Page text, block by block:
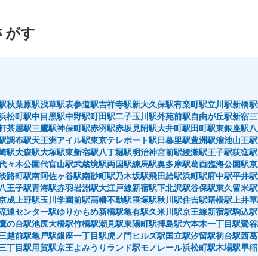
がす
秋葉原駅浅草駅表参道駅吉祥寺駅新大久保駅有楽町駅立川駅新橋駅
松町駅中目黒駅中野駅町田駅二子玉川駅外苑前駅自由が丘駅新宿
茶屋駅三鷹駅神保町駅赤羽駅赤坂見附駅大井町駅田町駅東銀座駅
調布駅天王洲アイル駅東京テレポート駅日暮里駅豊洲駅溜池山王駅
駅大森駅大塚駅東新宿駅八丁堀駅明治神宮前駅綾瀬駅王子駅荻窪駅
々木公園代官山駅武蔵境駅両国駅練馬駅奥多摩駅葛西臨海公園駅
路町駅南阿佐ヶ谷駅南砂町駅乃木坂駅飛田給駅浜町駅府中駅平井駅
王子駅青海駅赤羽岩淵駅大江戸線新宿駅下北沢駅谷保駅東久留米駅
成上野駅玉川学園前駅高幡不動駅笹塚駅秋川駅住吉駅曙橋駅 上井
通センター駅ゆりかもめ新橋駅亀有駅久米川駅京王線新宿駅駒込駅
の台駅池尻大橋駅竹橋駅潮見駅東陽町駅拝島駅六本木一丁目駅鶯
越前駅亀戸駅銀座一丁目駅虎ノ門ヒルズ駅国立駅汐留駅初台駅西
丁目駅用賀駅京王よみうりランド駅モノレール浜松町駅木場駅早